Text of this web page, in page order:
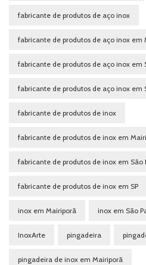
fabricante de produtos de aço inox
fabricante de produtos de aço inox em
fabricante de produtos de aço inox em
fabricante de produtos de aço inox em
fabricante de produtos de inox
fabricante de produtos de inox em
fabricante de produtos de inox em São
fabricante de produtos de inox em SP
inox em Mairiporã inox em São
InoxArte pingadeira
pingadeira de inox em Mairiporã